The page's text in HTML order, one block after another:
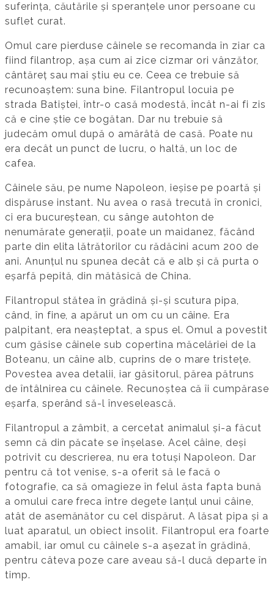
suferința, căutările și speranțele unor persoane cu
suflet curat.
Omul care pierduse câinele se recomanda în ziar ca
fiind filantrop, așa cum ai zice cizmar ori vânzător,
cântăreț sau mai știu eu ce. Ceea ce trebuie să
recunoaștem: suna bine. Filantropul locuia pe
strada Batiștei, într-o casă modestă, încât n-ai fi zis
că e cine știe ce bogătan. Dar nu trebuie să
judecăm omul după o amărâtă de casă. Poate nu
era decât un punct de lucru, o haltă, un loc de
cafea.
Câinele său, pe nume Napoleon, ieșise pe poartă și
dispăruse instant. Nu avea o rasă trecută în cronici,
ci era bucureștean, cu sânge autohton de
nenumărate generații, poate un maidanez, făcând
parte din elita lătrătorilor cu rădăcini acum 200 de
ani. Anunțul nu spunea decât că e alb și că purta o
eșarfă pepită, din mătăsică de China.
Filantropul stătea în grădină și-și scutura pipa,
când, în fine, a apărut un om cu un câine. Era
palpitant, era neașteptat, a spus el. Omul a povestit
cum găsise câinele sub copertina măcelăriei de la
Boteanu, un câine alb, cuprins de o mare tristețe.
Povestea avea detalii, iar găsitorul, părea pătruns
de întâlnirea cu câinele. Recunoștea că îi cumpărase
eșarfa, sperând să-l înveselească.
Filantropul a zâmbit, a cercetat animalul și-a făcut
semn că din păcate se înșelase. Acel câine, deși
potrivit cu descrierea, nu era totuși Napoleon. Dar
pentru că tot venise, s-a oferit să le facă o
fotografie, ca să omagieze în felul ăsta fapta bună
a omului care freca între degete lanțul unui câine,
atât de asemănător cu cel dispărut. A lăsat pipa și a
luat aparatul, un obiect insolit. Filantropul era foarte
amabil, iar omul cu câinele s-a așezat în grădină,
pentru câteva poze care aveau să-l ducă departe în
timp.